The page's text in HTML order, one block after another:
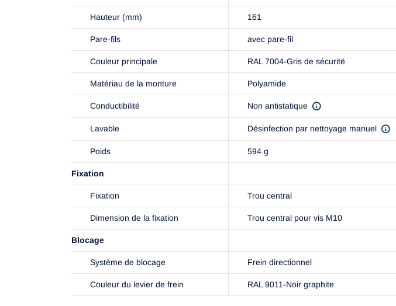
Hauteur (mm) 161
Pare-fils avec pare-fil
Couleur principale RAL 7004-Gris de sécurité
Matériau de la monture Polyamide
Conductibilité Non antistatique
Lavable Désinfection par nettoyage manuel
Poids 594 g
Fixation
Fixation Trou central
Dimension de la fixation Trou central pour vis M10
Blocage
Système de blocage Frein directionnel
Couleur du levier de frein RAL 9011-Noir graphite